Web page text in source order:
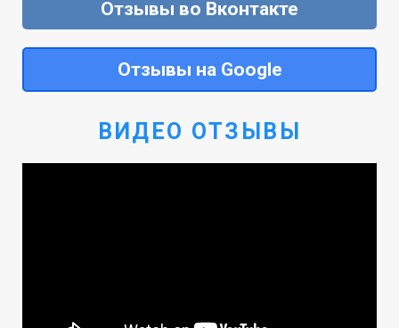
Отзывы во Вконтакте
Отзывы на Google
ВИДЕО ОТЗЫВЫ